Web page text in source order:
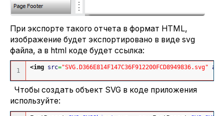
При экспорте такого отчета в формат HTML,
изображение будет экспортировано в виде svg
файла, а в html коде будет ссылка:
<img src="SVG.D366E814F147C36F912200FCD8949836.svg" alt
Чтобы создать объект SVG в коде приложения
используйте: